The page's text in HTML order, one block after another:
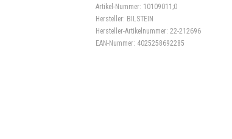
Artikel-Nummer: 10109011;0
Hersteller: BILSTEIN
Hersteller-Artikelnummer:22-212696
EAN-Nummer: 4025258692285